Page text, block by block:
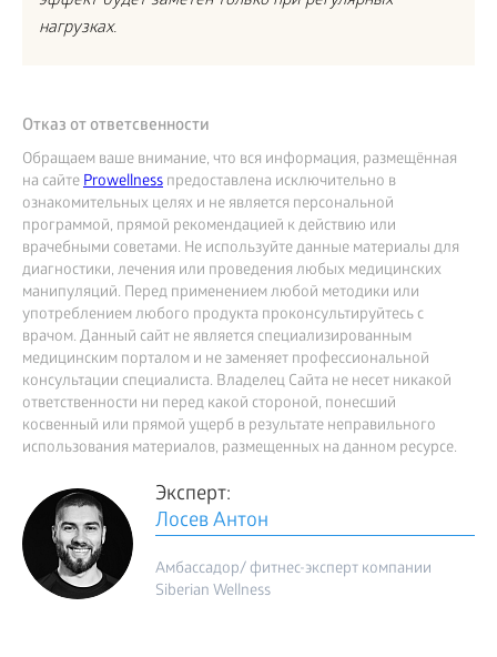
нагрузках.
Отказ от ответсвенности
Обращаем ваше внимание, что вся информация, размещённая
на сайтеProwellness предоставлена исключительно в
ознакомительных целях и не является персональной
программой, прямой рекомендацией к действию или
врачебными советами. Не используйте данные материалы для
диагностики, лечения или проведения любых медицинских
манипуляций. Перед применением любой методики или
употреблением любого продукта проконсультируйтесь с
врачом. Данный сайт не является специализированным
медицинским порталом и не заменяет профессиональной
консультации специалиста. Владелец Сайта не несет никакой
ответственности ни перед какой стороной, понесший
косвенный или прямой ущерб в результате неправильного
использования материалов, размещенных на данном ресурсе.
Эксперт:
Лосев Антон
Амбассадор/ фитнес-эксперт компании
Siberian Wellness